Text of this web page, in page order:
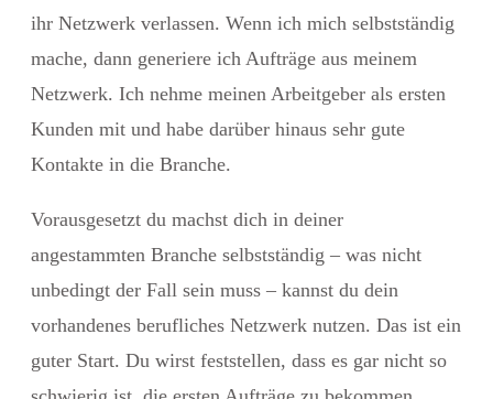
ihr Netzwerk verlassen. Wenn ich mich selbstständig
mache, dann generiere ich Aufträge aus meinem
Netzwerk. Ich nehme meinen Arbeitgeber als ersten
Kunden mit und habe darüber hinaus sehr gute
Kontakte in die Branche.
Vorausgesetzt du machst dich in deiner
angestammten Branche selbstständig – was nicht
unbedingt der Fall sein muss – kannst du dein
vorhandenes berufliches Netzwerk nutzen. Das ist ein
guter Start. Du wirst feststellen, dass es gar nicht so